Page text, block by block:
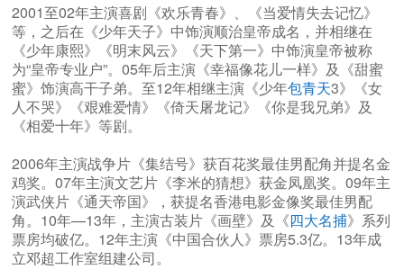
2001至02年主演喜剧《欢乐青春》、《当爱情失去记忆》
等，之后在《少年天子》中饰演顺治皇帝成名，并相继在
《少年康熙》《明末风云》《天下第一》中饰演皇帝被称
为“皇帝专业户”。05年后主演《幸福像花儿一样》及《甜蜜
蜜》饰演高干子弟。至12年相继主演《少年包青天3》《女
人不哭》《艰难爱情》《倚天屠龙记》《你是我兄弟》及
《相爱十年》等剧。
2006年主演战争片《集结号》获百花奖最佳男配角并提名金
鸡奖。07年主演文艺片《李米的猜想》获金凤凰奖。09年主
演武侠片《通天帝国》，获提名香港电影金像奖最佳男配
角。10年—13年，主演古装片《画壁》及《四大名捕》系列
票房均破亿。12年主演《中国合伙人》票房5.3亿。13年成
立邓超工作室组建公司。